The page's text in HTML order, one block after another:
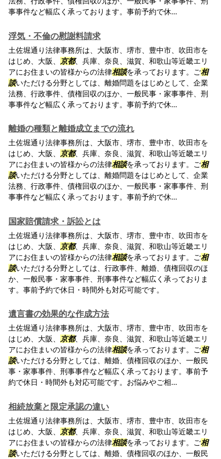
事事件など幅広く承っております。事前予約で休...
浮気・不倫の慰謝料請求
土佐堀通り法律事務所は、大阪市、堺市、豊中市、吹田市を
はじめ、大阪、
京都、兵庫、奈良、滋賀、和歌山等近畿エリ
アにお住まいの皆様からの法律相談を承っております。ご相
談いただける分野としては、離婚問題をはじめとして、企業
法務、行政事件、債権回収のほか、一般民事・家事事件、刑
事事件など幅広く承っております。事前予約で休...
離婚の種類と離婚成立までの流れ
土佐堀通り法律事務所は、大阪市、堺市、豊中市、吹田市を
はじめ、大阪、
京都、兵庫、奈良、滋賀、和歌山等近畿エリ
アにお住まいの皆様からの法律相談を承っております。ご相
談いただける分野としては、離婚問題をはじめとして、企業
法務、行政事件、債権回収のほか、一般民事・家事事件、刑
事事件など幅広く承っております。事前予約で休...
国家賠償請求・訴訟とは
土佐堀通り法律事務所は、大阪市、堺市、豊中市、吹田市を
はじめ、大阪、
京都、兵庫、奈良、滋賀、和歌山等近畿エリ
アにお住まいの皆様からの法律相談を承っております。ご相
談いただける分野としては、行政事件、離婚、債権回収のほ
か、一般民事・家事事件、刑事事件など幅広く承っておりま
す。事前予約で休日・時間外も対応可能です。
遺言書の効果的な作成方法
土佐堀通り法律事務所は、大阪市、堺市、豊中市、吹田市を
はじめ、大阪、
京都、兵庫、奈良、滋賀、和歌山等近畿エリ
アにお住まいの皆様からの法律相談を承っております。ご相
談いただける分野としては、離婚、債権回収のほか、一般民
事・家事事件、刑事事件など幅広く承っております。事前予
約で休日・時間外も対応可能です。お悩みやご相...
相続放棄と限定承認の違い
土佐堀通り法律事務所は、大阪市、堺市、豊中市、吹田市を
はじめ、大阪、
京都、兵庫、奈良、滋賀、和歌山等近畿エリ
アにお住まいの皆様からの法律相談を承っております。ご相
談いただける分野としては、離婚、債権回収のほか、一般民